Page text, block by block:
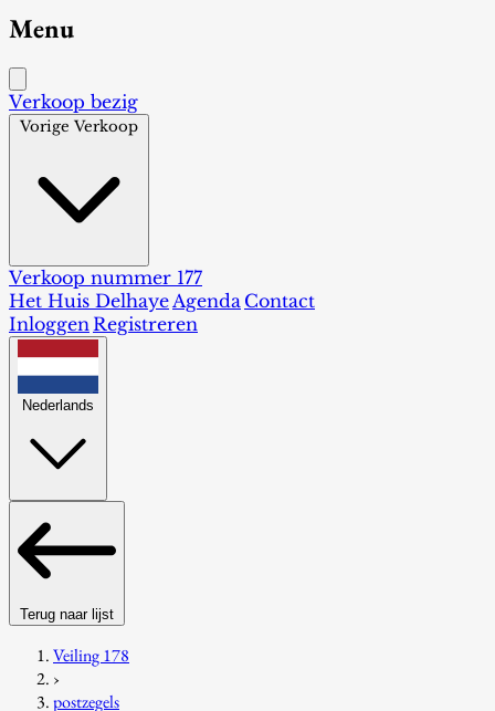
Menu
Verkoop bezig
Vorige Verkoop
Verkoop nummer 177
Het Huis DelhayeAgenda Contact
InloggenRegistreren
Nederlands
Terug naar lijst
Veiling 178
›
postzegels